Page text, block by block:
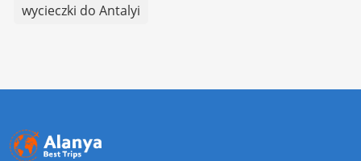
wycieczki do Antalyi